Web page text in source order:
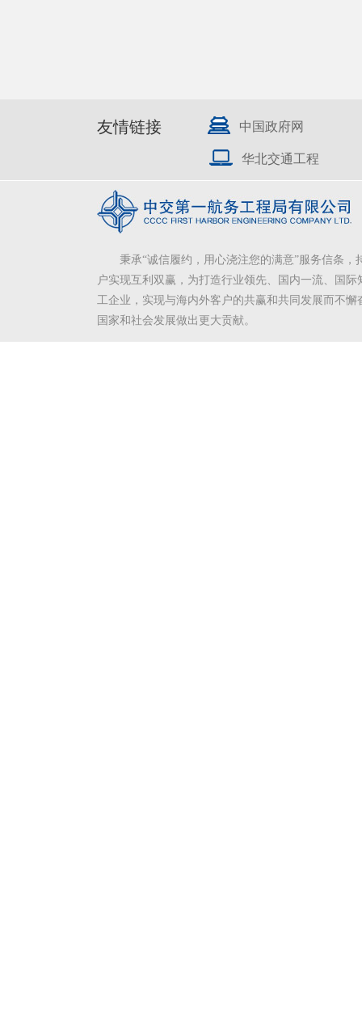
友情链接 中国政府网
华北交通工程
秉承“诚信履约，用心浇注您的满意”服务信条，
户实现互利双赢，为打造行业领先、国内一流、国际
工企业，实现与海内外客户的共赢和共同发展而不懈
国家和社会发展做出更大贡献。